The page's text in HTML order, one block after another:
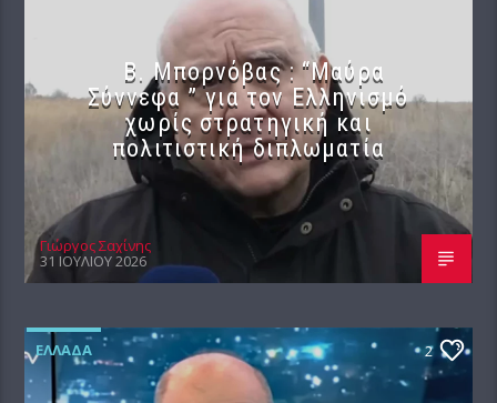
B. Μπορνόβας : “Μαύρα
Σύννεφα ” για τον Ελληνισμό
χωρίς στρατηγική και
πολιτιστική διπλωματία
Γιώργος Σαχίνης
31 ΙΟΥΛΊΟΥ 2026
ΕΛΛΆΔΑ 2